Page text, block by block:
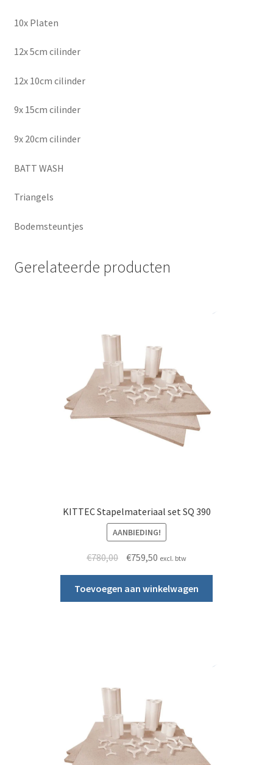
10x Platen
12x 5cm cilinder
12x 10cm cilinder
9x 15cm cilinder
9x 20cm cilinder
BATT WASH
Triangels
Bodemsteuntjes
Gerelateerde producten
KITTEC Stapelmateriaal set SQ 390
AANBIEDING!
€780,00 Oorspronkelijke prijs was: €780,00.
€759,50Huidige prijs is: €759,50.
excl. btw
Toevoegen aan winkelwagen